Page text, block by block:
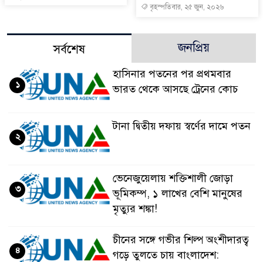
বৃহস্পতিবার, ২৫ জুন, ২০২৬
সর্বশেষ জনপ্রিয়
হাসিনার পতনের পর প্রথমবার
ভারত থেকে আসছে ট্রেনের কোচ
১
টানা দ্বিতীয় দফায় স্বর্ণের দামে পতন
২
ভেনেজুয়েলায় শক্তিশালী জোড়া
ভূমিকম্প, ১ লাখের বেশি মানুষের
মৃত্যুর শঙ্কা!
৩
চীনের সঙ্গে গভীর শিল্প অংশীদারত্ব
গড়ে তুলতে চায় বাংলাদেশ:
৪